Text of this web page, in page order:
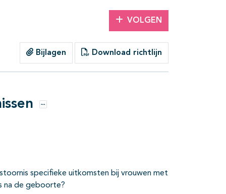
VOLGEN
Bijlagen Download richtlijn
Opties
specifieke uitkomsten bij vrouwen met
na de geboorte?